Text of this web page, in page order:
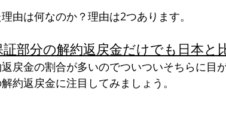
由は何なのか？理由は2つあります。
部分の解約返戻金だけでも日本と
戻金の割合が多いのでついついそちらに目
約返戻金に注目してみましょう。